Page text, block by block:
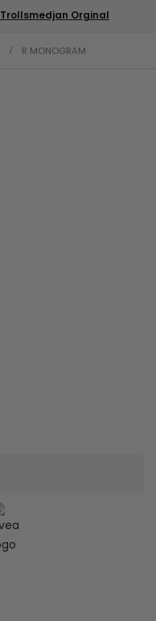
Trollsmedjan Orginal
R MONOGRAM